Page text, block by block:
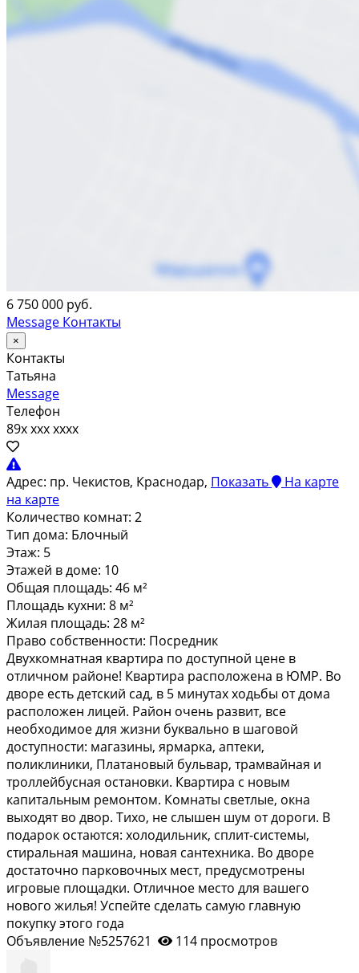
6 750 000 руб.
Message Контакты
×
Контакты
Татьяна
Message
Телефон
89x xxx xxxx
Адрес: пр. Чекистов, Краснодар, Показать
На карте
на карте
Количество комнат: 2
Тип дома: Блочный
Этаж: 5
Этажей в доме: 10
Общая площадь: 46 м²
Площадь кухни: 8 м²
Жилая площадь: 28 м²
Право собственности: Посредник
Двухкомнатная квартира по доступной цене в
отличном районе! Квартира расположена в ЮМР. Во
дворе есть детский сад, в 5 минутах ходьбы от дома
расположен лицей. Район очень развит, все
необходимое для жизни буквально в шаговой
доступности: магазины, ярмарка, аптеки,
поликлиники, Платановый бульвар, трамвайная и
троллейбусная остановки. Квартира с новым
капитальным ремонтом. Комнаты светлые, окна
выходят во двор. Тихо, не слышен шум от дороги. В
подарок остаются: холодильник, сплит-системы,
стиральная машина, новая сантехника. Во дворе
достаточно парковочных мест, предусмотрены
игровые площадки. Отличное место для вашего
нового жилья! Успейте сделать самую главную
покупку этого года
Объявление №5257621
114 просмотров